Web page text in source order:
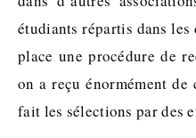
étudiants répartis dans
place une procédure de
on a reçu énormément
fait les sélections par des